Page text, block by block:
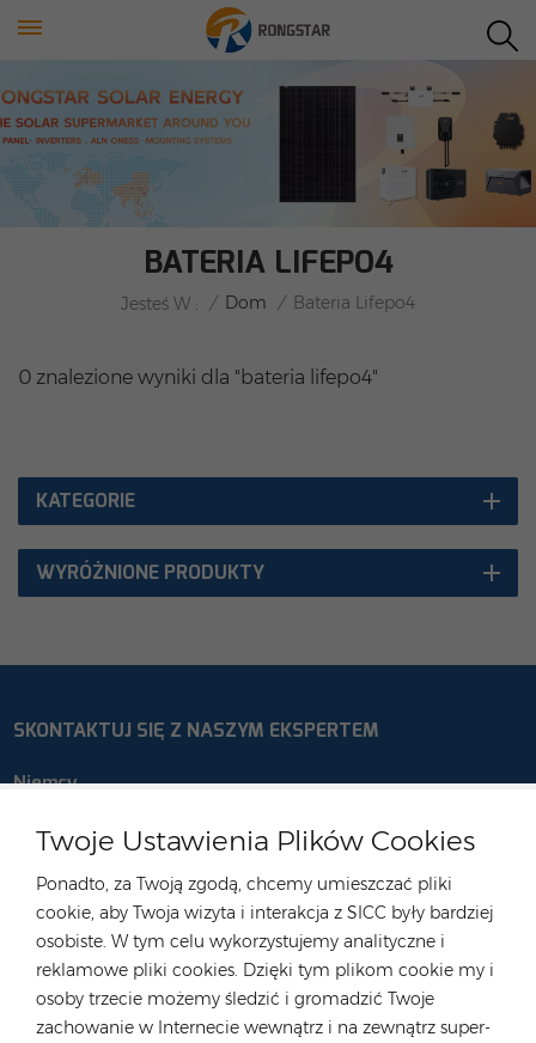
Twoje Ustawienia Plików Cookies
Ponadto, za Twoją zgodą, chcemy umieszczać pliki
cookie, aby Twoja wizyta i interakcja z SICC były bardziej
osobiste. W tym celu wykorzystujemy analityczne i
reklamowe pliki cookies. Dzięki tym plikom cookie my i
osoby trzecie możemy śledzić i gromadzić Twoje
zachowanie w Internecie wewnątrz i na zewnątrz super-
BATERIA LIFEPO4
Jesteś W : / Dom / Bateria Lifepo4
0 znalezione wyniki dla "bateria lifepo4"
KATEGORIE
WYRÓŻNIONE PRODUKTY
SKONTAKTUJ SIĘ Z NASZYM EKSPERTEM
Niemcy
E-mail :
Biuro i magazyn : Industriestraße 40, 52457
Aldenhoven, Deutschland
Hongkong
Tel :+852 54222219
E-mail :hk@rongstar.com